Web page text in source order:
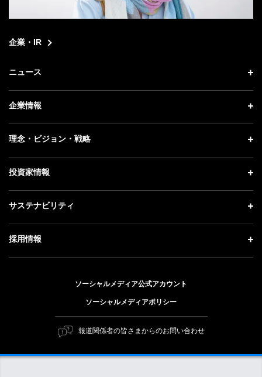
企業・IR
ニュース
ニュース トップ
プレスリリース
更新情報
企業情報
企業情報 トップ
社長メッセージ
事業紹介
理念・ビジョン・戦略
理念・ビジョン・戦略 トップ
成長戦略「Activate AI for Society」
人材戦略
投資家情報
投資家情報 トップ
経営方針
サステナビリティ
サステナビリティ トップ
トップメッセージ
ESG方針・体制
マテリアリティ（重要課題）
ESGの主な取り組み
採用情報
キャリア採用
障がい者採用
ソーシャルメディア公式アカウント
ソーシャルメディアポリシー
報道関係者の皆さまからのお問い合わせ